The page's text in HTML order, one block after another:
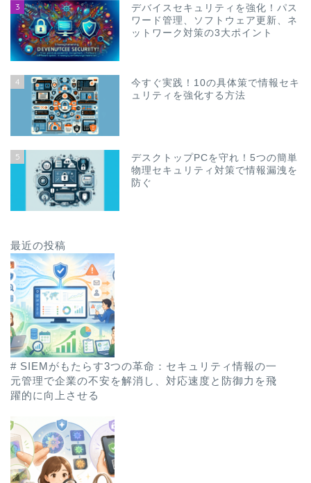
3
デバイスセキュリティを強化！パス
ワード管理、ソフトウェア更新、ネ
ットワーク対策の3大ポイント
4
今すぐ実践！10の具体策で情報セキ
ュリティを強化する方法
5
デスクトップPCを守れ！5つの簡単
物理セキュリティ対策で情報漏洩を
防ぐ
最近の投稿
# SIEMがもたらす3つの革命：セキュリティ情報の一
元管理で企業の不安を解消し、対応速度と防御力を飛
躍的に向上させる